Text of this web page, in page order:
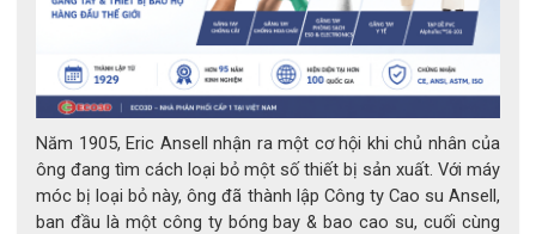
Năm 1905, Eric Ansell nhận ra một cơ hội khi chủ nhân của
ông đang tìm cách loại bỏ một số thiết bị sản xuất. Với máy
móc bị loại bỏ này, ông đã thành lập Công ty Cao su Ansell,
ban đầu là một công ty bóng bay & bao cao su, cuối cùng